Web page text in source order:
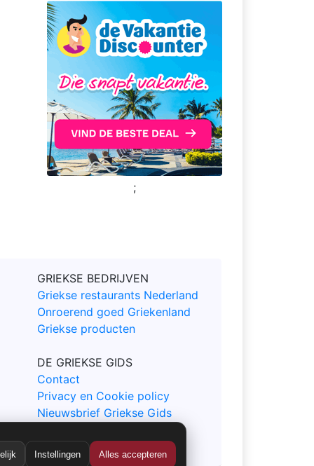
Instellingen Alles accepteren
;
GRIEKSE BEDRIJVEN
Griekse restaurants Nederland
Onroerend goed Griekenland
Griekse producten
DE GRIEKSE GIDS
Contact
Privacy en Cookie policy
Nieuwsbrief Griekse Gids